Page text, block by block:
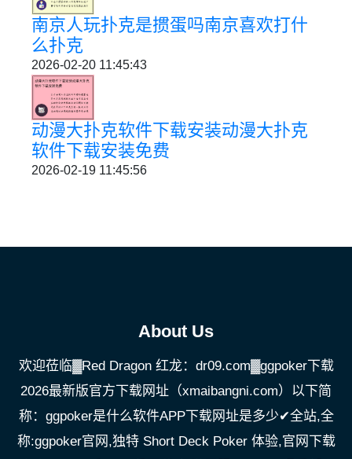
南京人玩扑克是掼蛋吗南京喜欢打什
么扑克
2026-02-20 11:45:43
动漫大扑克软件下载安装动漫大扑克
软件下载安装免费
2026-02-19 11:45:56
About Us
欢迎莅临▓Red Dragon 红龙：dr09.com▓ggpoker下载
2026最新版官方下载网址（xmaibangni.com）以下简
称：ggpoker是什么软件APP下载网址是多少✔全站,全
称:ggpoker官网,独特 Short Deck Poker 体验,官网下载